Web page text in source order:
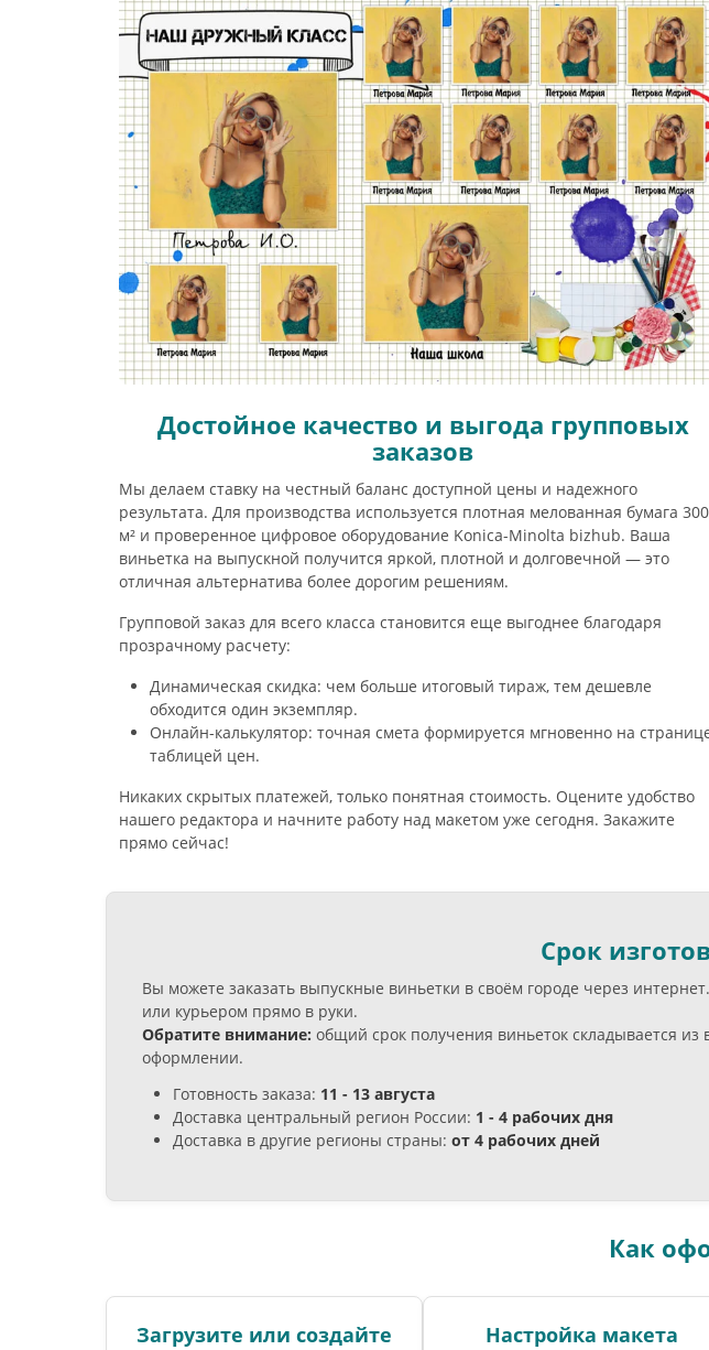
Достойное качество и выгода групповых
заказов
Мы делаем ставку на честный баланс доступной цены и надежного
результата. Для производства используется плотная мелованная бумага
м² и проверенное цифровое оборудование Konica-Minolta bizhub. Ваша
виньетка на выпускной получится яркой, плотной и долговечной — это
отличная альтернатива более дорогим решениям.
Групповой заказ для всего класса становится еще выгоднее благодаря
прозрачному расчету:
Динамическая скидка: чем больше итоговый тираж, тем дешевле
обходится один экземпляр.
Онлайн-калькулятор: точная смета формируется мгновенно на
таблицей цен.
Никаких скрытых платежей, только понятная стоимость. Оцените удобство
нашего редактора и начните работу над макетом уже сегодня. Закажите
прямо сейчас!
Срок
Вы можете заказать выпускные виньетки в своём городе через
или курьером прямо в руки.
Обратите внимание: общий срок получения виньеток складывается
оформлении.
Готовность заказа: 11 - 13 августа
Доставка центральный регион России: 1 - 4 рабочих дня
Доставка в другие регионы страны: от 4 рабочих дней
Как
Загрузите или создайте Настройка макета